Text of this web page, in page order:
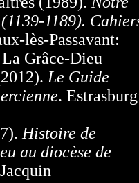
1189).
lès-Passavant:
Grâce-Dieu
Le Guide
.
Histoire de
au diocèse de